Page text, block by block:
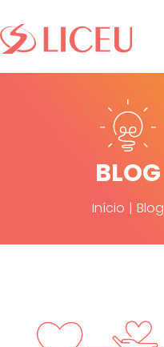
BLOG
Início | Blog